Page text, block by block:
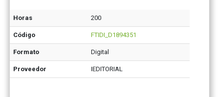
Horas 200
Código FTIDI_D1894351
Formato Digital
Proveedor IEDITORIAL